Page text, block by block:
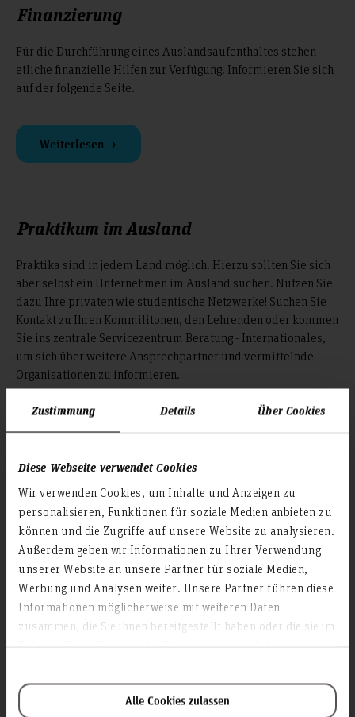
Zustimmung Details Über Cookies
Diese Webseite verwendet Cookies
Wir verwenden Cookies, um Inhalte und Anzeigen zu
personalisieren, Funktionen für soziale Medien anbieten zu
können und die Zugriffe auf unsere Website zu analysieren.
Außerdem geben wir Informationen zu Ihrer Verwendung
unserer Website an unsere Partner für soziale Medien,
Werbung und Analysen weiter. Unsere Partner führen diese
Informationen möglicherweise mit weiteren Daten
zusammen, die Sie ihnen bereitgestellt haben oder die sie im
Alle Cookies zulassen
Finanzierung
Für die Durchführung eines Auslandsaufenthaltes stehen
etliche finanzielle Hilfen zur Verfügung. Informieren Sie sich
auf der folgende Seite.
Weiterlesen
Praktikum im Ausland
Praktika sind in jedem Land möglich. Hierzu sollten Sie sich
aber selbst ein Unternehmen im Ausland suchen. Nutzen Sie
dazu Ihre privaten wie studentische Netzwerke! Suchen Sie
Kontakt zu Ihren Kommilitonen, den Lehrenden oder kommen
Sie ins zentrale Servicezentrum Beratung - Internationales,
um sich über weitere Ansprechpartner und vermittelnde
Organisationen zu informieren.
Weiterlesen
Sprachkurse
Ob für den Auslandsaufenthalt oder aus Interesse am
Erlernen einer weiteren Sprache: Das Language Center der
Hochschule Hannover bietet studienbegleitende Aus- und
Weiterbildungsmöglichkeiten in zahlreichen Fremdsprachen
sowie Deutsche Gebärdensprache.
zudem die Möglichkeit an einem Srachtandem-Programm
teilzunehmen.